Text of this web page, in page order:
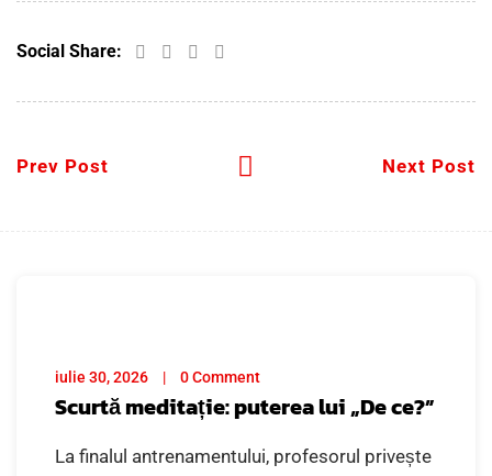
Social Share:
Prev Post Next Post
iulie 30, 2026 0 Comment
Scurtă meditație: puterea lui „De ce?”
La finalul antrenamentului, profesorul privește